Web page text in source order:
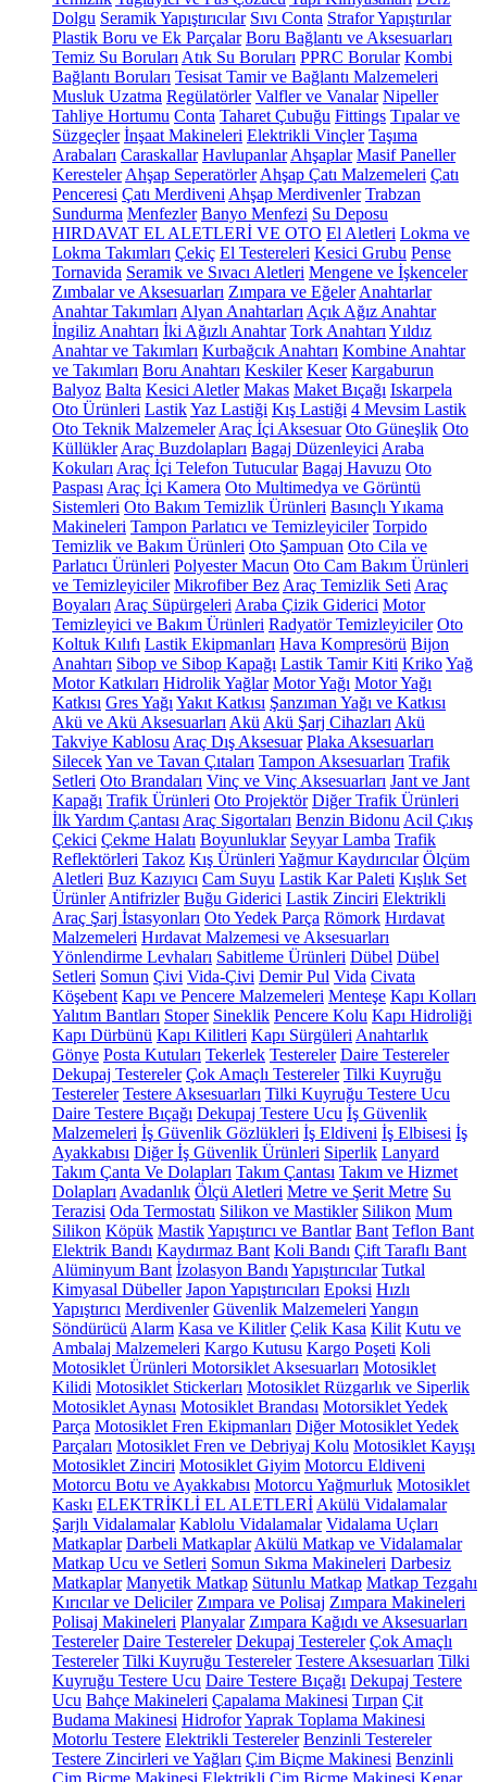
Dolgu Seramik Yapıştırıcılar Sıvı Conta Strafor Yapıştırılar
Plastik Boru ve Ek Parçalar Boru Bağlantı ve Aksesuarları
Temiz Su Boruları Atık Su Boruları PPRC Borular Kombi
Bağlantı Boruları Tesisat Tamir ve Bağlantı Malzemeleri
Musluk Uzatma Regülatörler Valfler ve Vanalar Nipeller
Tahliye Hortumu Conta Taharet Çubuğu Fittings Tıpalar ve
Süzgeçler İnşaat Makineleri Elektrikli Vinçler Taşıma
Arabaları Caraskallar Havlupanlar Ahşaplar Masif Paneller
Keresteler Ahşap Seperatörler Ahşap Çatı Malzemeleri Çatı
Penceresi Çatı Merdiveni Ahşap Merdivenler Trabzan
Sundurma Menfezler Banyo Menfezi Su Deposu
HIRDAVAT EL ALETLERİ VE OTO El Aletleri Lokma ve
Lokma Takımları Çekiç El Testereleri Kesici Grubu Pense
Tornavida Seramik ve Sıvacı Aletleri Mengene ve İşkenceler
Zımbalar ve Aksesuarları Zımpara ve Eğeler Anahtarlar
Anahtar Takımları Alyan Anahtarları Açık Ağız Anahtar
İngiliz Anahtarı İki Ağızlı Anahtar Tork Anahtarı Yıldız
Anahtar ve Takımları Kurbağcık Anahtarı Kombine Anahtar
ve Takımları Boru Anahtarı Keskiler Keser Kargaburun
Balyoz Balta Kesici Aletler Makas Maket Bıçağı Iskarpela
Oto Ürünleri LastikYaz Lastiği Kış Lastiği 4 Mevsim Lastik
Oto Teknik Malzemeler Araç İçi Aksesuar Oto Güneşlik Oto
Küllükler Araç Buzdolapları Bagaj Düzenleyici Araba
Kokuları Araç İçi Telefon Tutucular Bagaj Havuzu Oto
Paspası Araç İçi Kamera Oto Multimedya ve Görüntü
Sistemleri Oto Bakım Temizlik Ürünleri Basınçlı Yıkama
Makineleri Tampon Parlatıcı ve Temizleyiciler Torpido
Temizlik ve Bakım Ürünleri Oto Şampuan Oto Cila ve
Parlatıcı Ürünleri Polyester Macun Oto Cam Bakım Ürünleri
ve Temizleyiciler Mikrofiber Bez Araç Temizlik Seti Araç
Boyaları Araç Süpürgeleri Araba Çizik Giderici Motor
Temizleyici ve Bakım Ürünleri Radyatör Temizleyiciler Oto
Koltuk Kılıfı Lastik Ekipmanları Hava Kompresörü Bijon
Anahtarı Sibop ve Sibop Kapağı Lastik Tamir Kiti KrikoYağ
Motor Katkıları Hidrolik Yağlar Motor Yağı Motor Yağı
Katkısı Gres Yağı Yakıt Katkısı Şanzıman Yağı ve Katkısı
Akü ve Akü Aksesuarları Akü Akü Şarj Cihazları Akü
Takviye Kablosu Araç Dış Aksesuar Plaka Aksesuarları
SilecekYan ve Tavan Çıtaları Tampon Aksesuarları Trafik
Setleri Oto Brandaları Vinç ve Vinç Aksesuarları Jant ve Jant
Kapağı Trafik Ürünleri Oto Projektör Diğer Trafik Ürünleri
İlk Yardım Çantası Araç Sigortaları Benzin Bidonu Acil Çıkış
Çekici Çekme Halatı Boyunluklar Seyyar Lamba Trafik
Reflektörleri Takoz Kış Ürünleri Yağmur Kaydırıcılar Ölçüm
Aletleri Buz Kazıyıcı Cam Suyu Lastik Kar Paleti Kışlık Set
Ürünler Antifrizler Buğu Giderici Lastik Zinciri Elektrikli
Araç Şarj İstasyonları Oto Yedek Parça Römork Hırdavat
Malzemeleri Hırdavat Malzemesi ve Aksesuarları
Yönlendirme Levhaları Sabitleme Ürünleri Dübel Dübel
Setleri Somun Çivi Vida-Çivi Demir Pul Vida Civata
Köşebent Kapı ve Pencere Malzemeleri Menteşe Kapı Kolları
Yalıtım Bantları Stoper Sineklik Pencere Kolu Kapı Hidroliği
Kapı Dürbünü Kapı Kilitleri Kapı Sürgüleri Anahtarlık
Gönye Posta Kutuları Tekerlek Testereler Daire Testereler
Dekupaj Testereler Çok Amaçlı Testereler Tilki Kuyruğu
Testereler Testere Aksesuarları Tilki Kuyruğu Testere Ucu
Daire Testere Bıçağı Dekupaj Testere Ucu İş Güvenlik
Malzemeleri İş Güvenlik Gözlükleri İş Eldiveni İş Elbisesi İş
Ayakkabısı Diğer İş Güvenlik Ürünleri Siperlik Lanyard
Takım Çanta Ve Dolapları Takım Çantası Takım ve Hizmet
Dolapları Avadanlık Ölçü Aletleri Metre ve Şerit Metre Su
Terazisi Oda Termostatı Silikon ve Mastikler Silikon Mum
Silikon Köpük MastikYapıştırıcı ve Bantlar Bant Teflon Bant
Elektrik Bandı Kaydırmaz Bant Koli Bandı Çift Taraflı Bant
Alüminyum Bant İzolasyon Bandı Yapıştırıcılar Tutkal
Kimyasal Dübeller Japon Yapıştırıcıları Epoksi Hızlı
Yapıştırıcı Merdivenler Güvenlik Malzemeleri Yangın
Söndürücü Alarm Kasa ve Kilitler Çelik Kasa Kilit Kutu ve
Ambalaj Malzemeleri Kargo Kutusu Kargo Poşeti Koli
Motosiklet Ürünleri Motorsiklet Aksesuarları Motosiklet
Kilidi Motosiklet Stickerları Motosiklet Rüzgarlık ve Siperlik
Motosiklet Aynası Motosiklet Brandası Motorsiklet Yedek
Parça Motosiklet Fren Ekipmanları Diğer Motosiklet Yedek
Parçaları Motosiklet Fren ve Debriyaj Kolu Motosiklet Kayışı
Motosiklet Zinciri Motosiklet Giyim Motorcu Eldiveni
Motorcu Botu ve Ayakkabısı Motorcu Yağmurluk Motosiklet
Kaskı ELEKTRİKLİ EL ALETLERİ Akülü Vidalamalar
Şarjlı Vidalamalar Kablolu Vidalamalar Vidalama Uçları
Matkaplar Darbeli Matkaplar Akülü Matkap ve Vidalamalar
Matkap Ucu ve Setleri Somun Sıkma Makineleri Darbesiz
Matkaplar Manyetik Matkap Sütunlu Matkap Matkap Tezgahı
Kırıcılar ve Deliciler Zımpara ve Polisaj Zımpara Makineleri
Polisaj Makineleri Planyalar Zımpara Kağıdı ve Aksesuarları
Testereler Daire Testereler Dekupaj Testereler Çok Amaçlı
Testereler Tilki Kuyruğu Testereler Testere Aksesuarları Tilki
Kuyruğu Testere Ucu Daire Testere Bıçağı Dekupaj Testere
Ucu Bahçe Makineleri Çapalama Makinesi Tırpan Çit
Budama Makinesi HidroforYaprak Toplama Makinesi
Motorlu Testere Elektrikli Testereler Benzinli Testereler
Testere Zincirleri ve Yağları Çim Biçme Makinesi Benzinli
Çim Biçme Makinesi Elektrikli Çim Biçme Makinesi Kenar